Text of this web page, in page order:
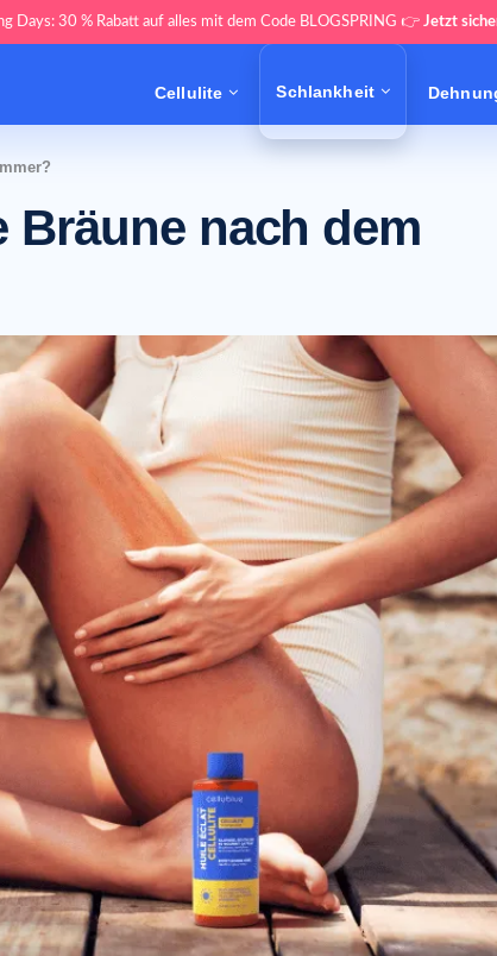
Days: 30 % Rabatt auf alles mit dem Code BLOGSPRING 👉 Jetzt
Cellulite Schlankheit
Bräune nach dem